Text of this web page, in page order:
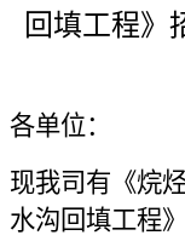
回填工程》
各单位：
现我司有《烷
水沟回填工程